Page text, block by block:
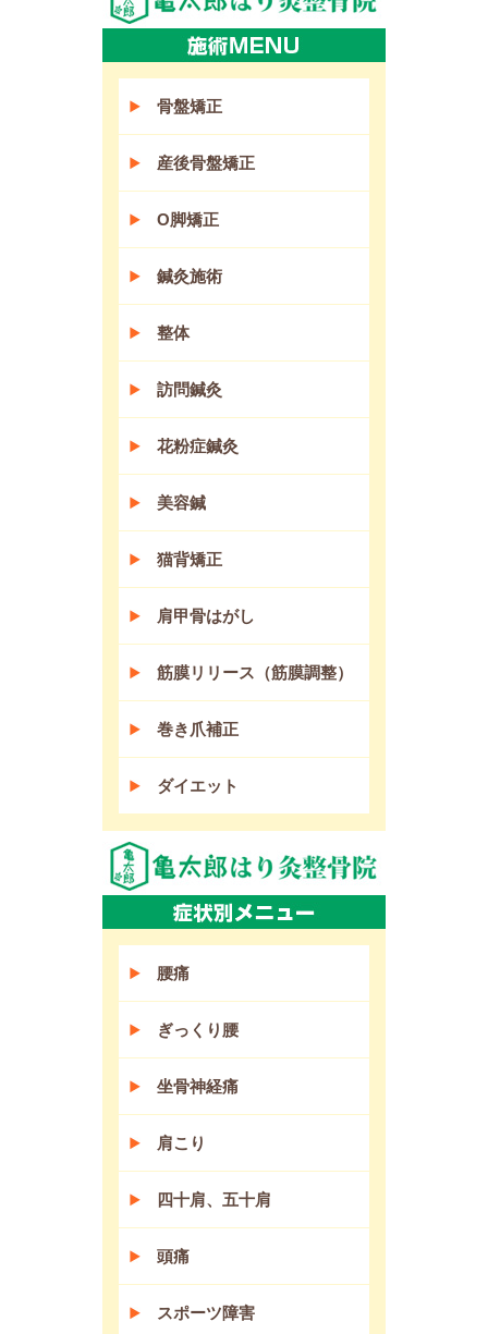
骨盤矯正
産後骨盤矯正
O脚矯正
鍼灸施術
整体
訪問鍼灸
花粉症鍼灸
美容鍼
猫背矯正
肩甲骨はがし
筋膜リリース（筋膜調整）
巻き爪補正
ダイエット
腰痛
ぎっくり腰
坐骨神経痛
肩こり
四十肩、五十肩
頭痛
スポーツ障害